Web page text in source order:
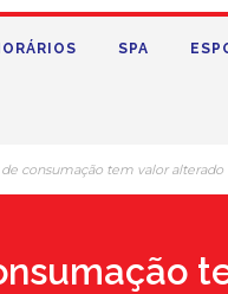
SPA
de consumação tem valor alterado